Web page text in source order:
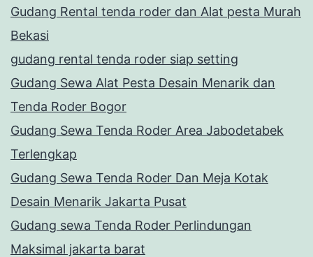
Gudang Rental tenda roder dan Alat pesta Murah
Bekasi
gudang rental tenda roder siap setting
Gudang Sewa Alat Pesta Desain Menarik dan
Tenda Roder Bogor
Gudang Sewa Tenda Roder Area Jabodetabek
Terlengkap
Gudang Sewa Tenda Roder Dan Meja Kotak
Desain Menarik Jakarta Pusat
Gudang sewa Tenda Roder Perlindungan
Maksimal jakarta barat